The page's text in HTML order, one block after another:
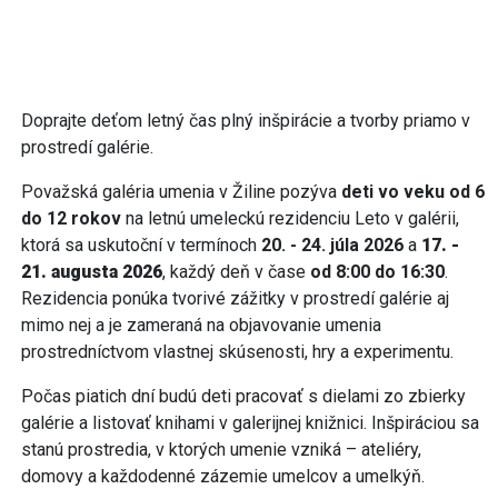
Doprajte deťom letný čas plný inšpirácie a tvorby priamo v
prostredí galérie.
Považská galéria umenia v Žiline pozýva deti vo veku od 6
do 12 rokov na letnú umeleckú rezidenciu Leto v galérii,
ktorá sa uskutoční v termínoch 20. - 24. júla 2026 a 17. -
21. augusta 2026, každý deň v čase od 8:00 do 16:30.
Rezidencia ponúka tvorivé zážitky v prostredí galérie aj
mimo nej a je zameraná na objavovanie umenia
prostredníctvom vlastnej skúsenosti, hry a experimentu.
Počas piatich dní budú deti pracovať s dielami zo zbierky
galérie a listovať knihami v galerijnej knižnici. Inšpiráciou sa
stanú prostredia, v ktorých umenie vzniká – ateliéry,
domovy a každodenné zázemie umelcov a umelkýň.